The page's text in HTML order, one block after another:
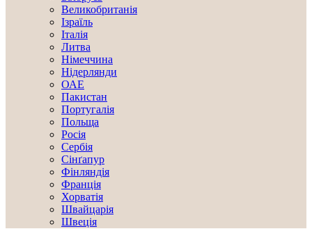
Великобританія
Ізраїль
Італія
Литва
Німеччина
Нідерлянди
ОАЕ
Пакистан
Португалія
Польща
Росія
Сербія
Сінґапур
Фінляндія
Франція
Хорватія
Швайцарія
Швеція